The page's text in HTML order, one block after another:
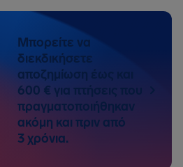
Μπορείτε να
διεκδικήσετε
αποζημίωση έως και
600 € για πτήσεις που
πραγματοποιήθηκαν
ακόμη και πριν από
3 χρόνια.